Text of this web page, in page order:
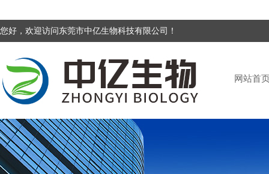
您好，欢迎访问东莞市中亿生物科技有限公司！
网站首